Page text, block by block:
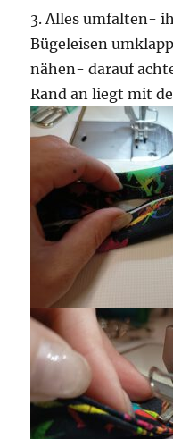
3. Alles umfalten-
Bügeleisen
nähen- darauf
Rand an liegt mit